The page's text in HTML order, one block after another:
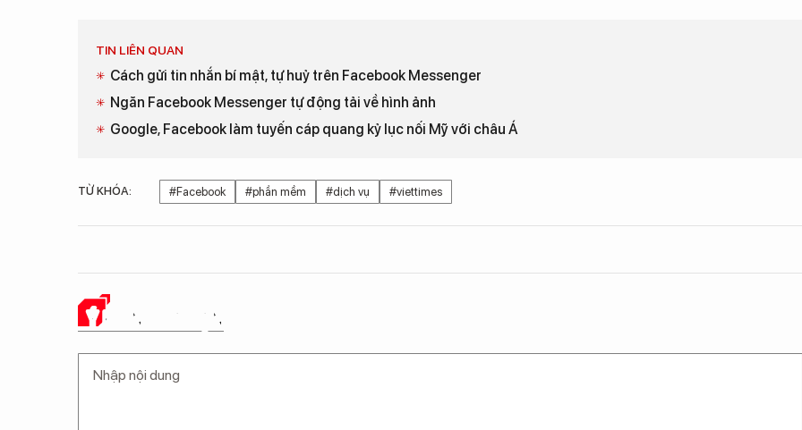
TIN LIÊN QUAN
Cách gửi tin nhắn bí mật, tự huỷ trên Facebook Messenger
Ngăn Facebook Messenger tự động tải về hình ảnh
Google, Facebook làm tuyến cáp quang kỷ lục nối Mỹ với châu Á
TỪ KHÓA: #Facebook #phần mềm #dịch vụ #viettimes
Ý KIẾN CỦA BẠN